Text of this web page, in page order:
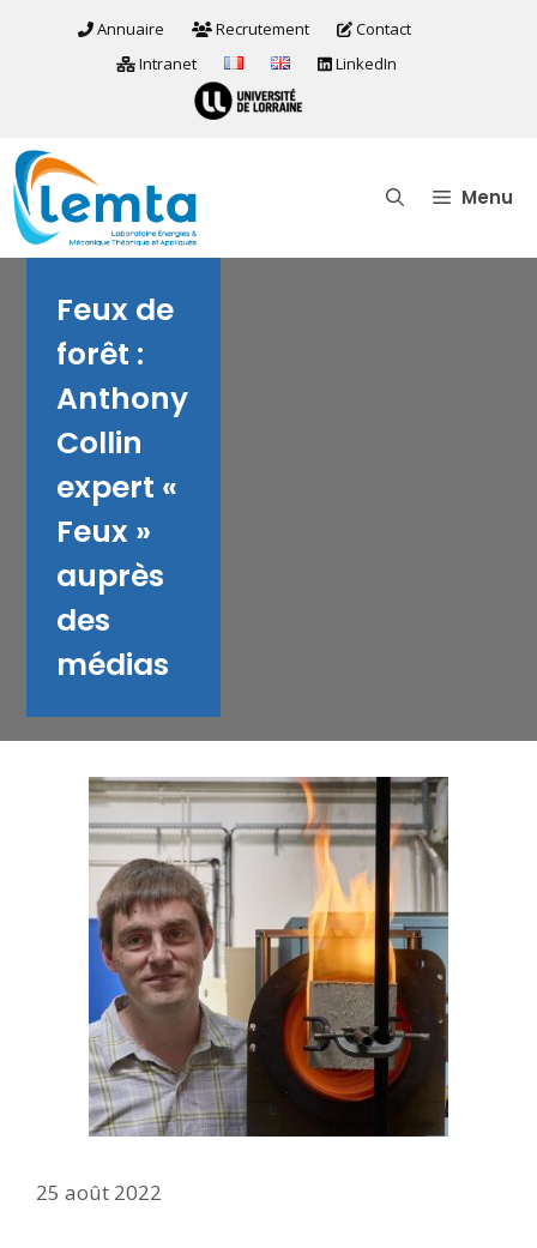
Annuaire Recrutement
Contact
Intranet
LinkedIn
Menu
Feux de
forêt :
Anthony
Collin
expert «
Feux »
auprès
des
médias
25 août 2022